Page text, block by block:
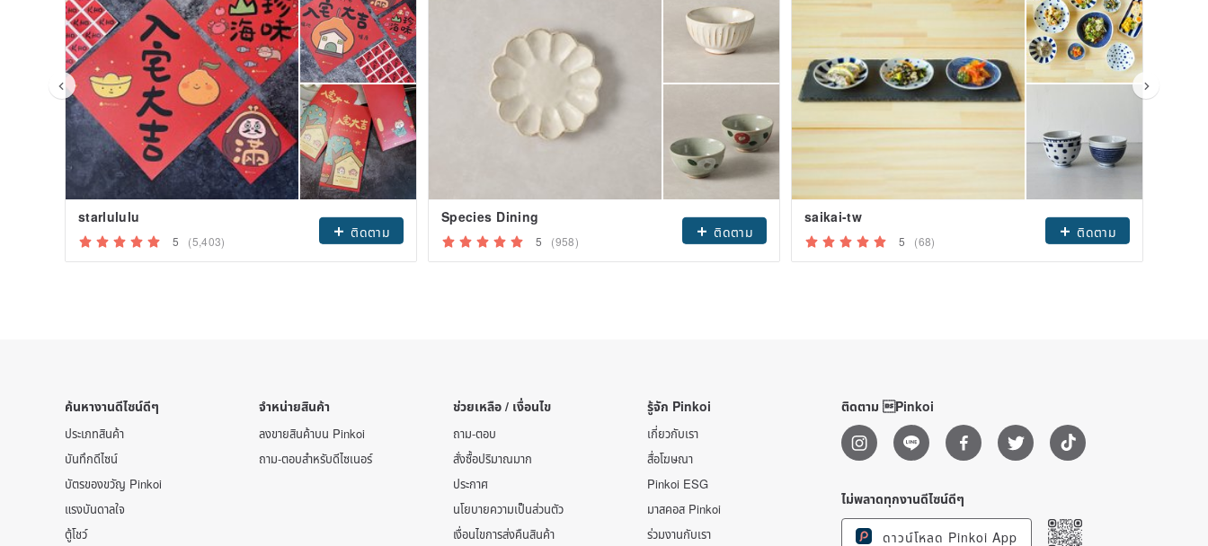
starlululu
5 (5,403)
ติดตาม
Species Dining
5 (958)
ติดตาม
saikai-tw
5 (68)
ติดตาม
ค้นหางานดีไซน์ดีๆ
ประเภทสินค้า
บันทึกดีไซน์
บัตรของขวัญ Pinkoi
แรงบันดาลใจ
ตู้โชว์
จำหน่ายสินค้า
ลงขายสินค้าบน Pinkoi
ถาม-ตอบสำหรับดีไซเนอร์
ช่วยเหลือ / เงื่อนไข
ถาม-ตอบ
สั่งซื้อปริมาณมาก
ประกาศ
นโยบายความเป็นส่วนตัว
เงื่อนไขการส่งคืนสินค้า
รู้จัก Pinkoi
เกี่ยวกับเรา
สื่อโฆษณา
Pinkoi ESG
มาสคอส Pinkoi
ร่วมงานกับเรา
ติดตาม Pinkoi
ไม่พลาดทุกงานดีไซน์ดีๆ
ดาวน์โหลด Pinkoi App